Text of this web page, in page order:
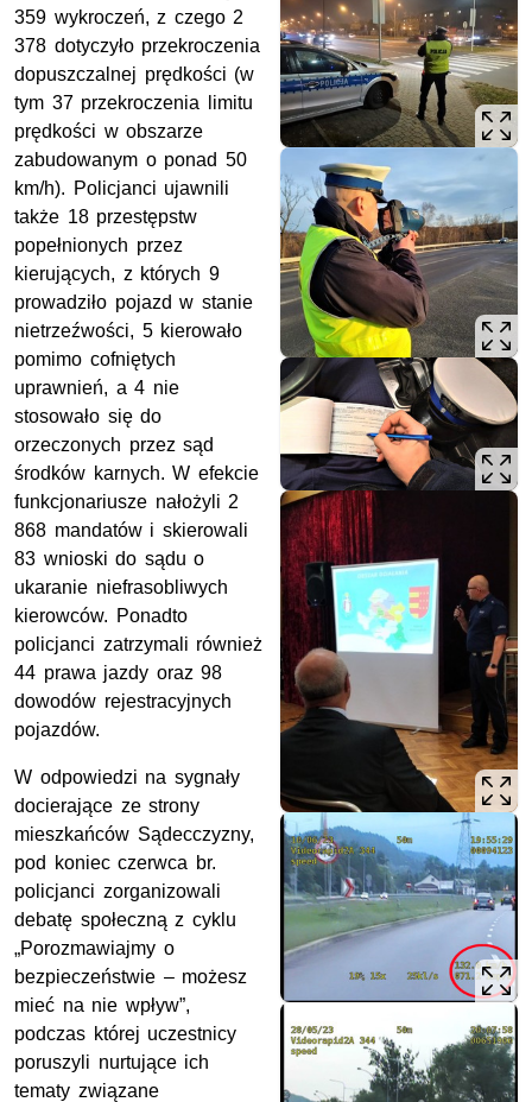
359 wykroczeń, z czego 2
378 dotyczyło przekroczenia
dopuszczalnej prędkości (w
tym 37 przekroczenia limitu
prędkości w obszarze
zabudowanym o ponad 50
km/h). Policjanci ujawnili
także 18 przestępstw
popełnionych przez
kierujących, z których 9
prowadziło pojazd w stanie
nietrzeźwości, 5 kierowało
pomimo cofniętych
uprawnień, a 4 nie
stosowało się do
orzeczonych przez sąd
środków karnych. W efekcie
funkcjonariusze nałożyli 2
868 mandatów i skierowali
83 wnioski do sądu o
ukaranie niefrasobliwych
kierowców. Ponadto
policjanci zatrzymali również
44 prawa jazdy oraz 98
dowodów rejestracyjnych
pojazdów.
W odpowiedzi na sygnały
docierające ze strony
mieszkańców Sądecczyzny,
pod koniec czerwca br.
policjanci zorganizowali
debatę społeczną z cyklu
„Porozmawiajmy o
bezpieczeństwie – możesz
mieć na nie wpływ”,
podczas której uczestnicy
poruszyli nurtujące ich
tematy związane